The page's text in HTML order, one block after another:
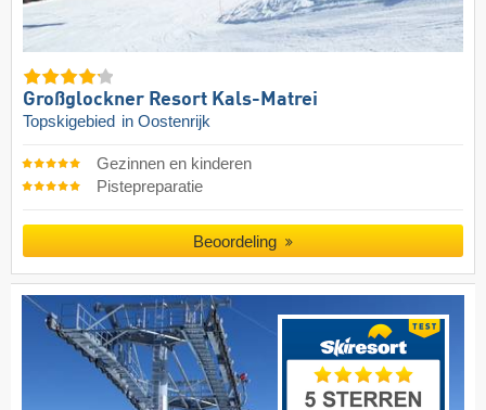
Großglockner Resort Kals-Matrei
Topskigebied in Oostenrijk
Gezinnen en kinderen
Pistepreparatie
Beoordeling